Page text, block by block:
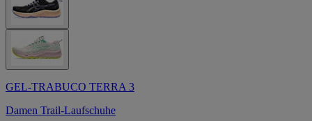
GEL-TRABUCO TERRA 3
Damen Trail-Laufschuhe